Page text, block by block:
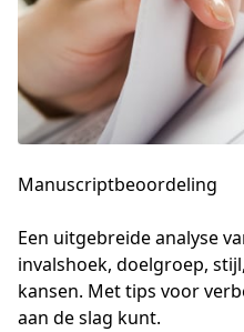
Manuscriptbeoordeling
Een uitgebreide analyse
invalshoek, doelgroep,
kansen. Met tips voor
aan de slag kunt.